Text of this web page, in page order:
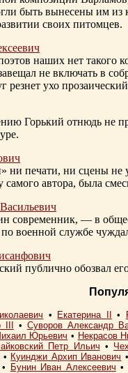
быть вынесены им из
своих питомцев.
наших нет такого
не включать в
резнет ухо
Горький отнюдь не
ни печати, ни сцены
самого автора, была
— в
военной службе
публично обозвал
• Екатерина II •
• Суворов Александр
Юрьевич • Некрасов
Петр Ильич •
• Куинджи Архип Иванович
• Бунин Иван Алексеевич •